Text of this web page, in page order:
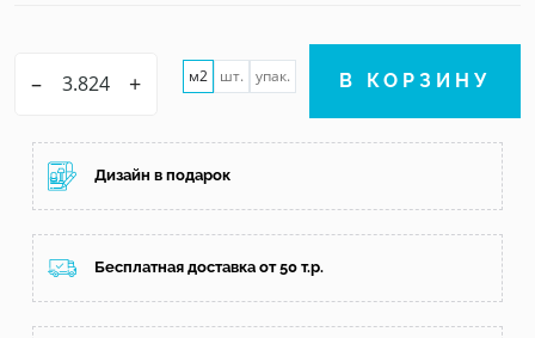
– + м2 шт. упак. В КОРЗИНУ
Дизайн в подарок
Бесплатная доставка от 50 т.р.